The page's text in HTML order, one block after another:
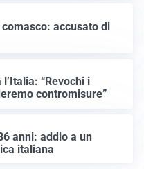
accusato di
“Revochi i
contromisure”
anni: addio a un
italiana